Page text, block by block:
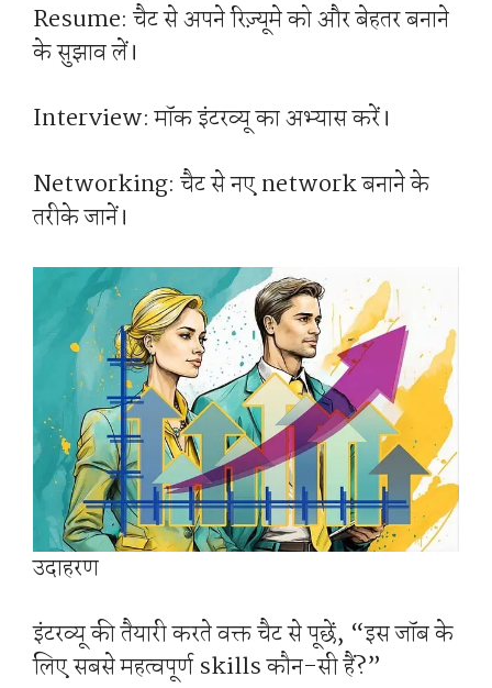
Resume: चैट से अपने रिज़्यूमे को और बेहतर बनाने
के सुझाव लें।
Interview: मॉक इंटरव्यू का अभ्यास करें।
Networking: चैट से नए network बनाने के
तरीके जानें।
उदाहरण
इंटरव्यू की तैयारी करते वक्त चैट से पूछें, “इस जॉब के
लिए सबसे महत्वपूर्ण skills कौन-सी हैं?”